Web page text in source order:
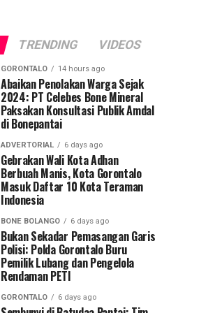
TRENDING VIDEOS
GORONTALO 14 hours ago
Abaikan Penolakan Warga Sejak
2024: PT Celebes Bone Mineral
Paksakan Konsultasi Publik Amdal
di Bonepantai
ADVERTORIAL 6 days ago
Gebrakan Wali Kota Adhan
Berbuah Manis, Kota Gorontalo
Masuk Daftar 10 Kota Teraman
Indonesia
BONE BOLANGO 6 days ago
Bukan Sekadar Pemasangan Garis
Polisi: Polda Gorontalo Buru
Pemilik Lubang dan Pengelola
Rendaman PETI
GORONTALO 6 days ago